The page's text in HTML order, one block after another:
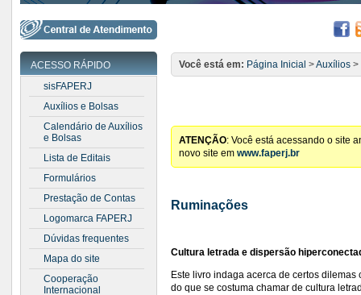
ACESSO RÁPIDO
sisFAPERJ
Auxílios e Bolsas
Calendário de Auxílios
e Bolsas
Lista de Editais
Formulários
Prestação de Contas
Logomarca FAPERJ
Dúvidas frequentes
Mapa do site
Cooperação
Internacional
Você está em: Página Inicial >Auxílios >
ATENÇÃO: Você está acessando o site
novo site em www.faperj.br
Ruminações
Cultura letrada e dispersão
Este livro indaga acerca de certos
do que se costuma chamar de cultura